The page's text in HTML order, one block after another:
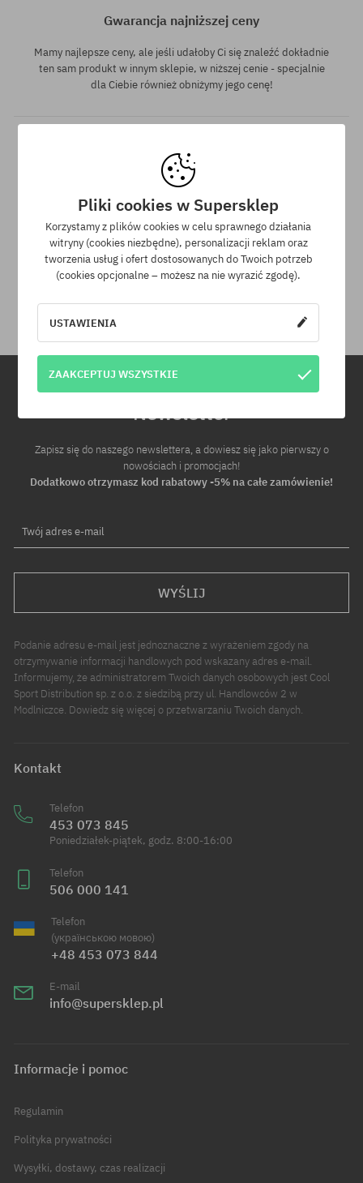
Gwarancja najniższej ceny
Mamy najlepsze ceny, ale jeśli udałoby Ci się znaleźć dokładnie
ten sam produkt w innym sklepie, w niższej cenie - specjalnie
dla Ciebie również obniżymy jego cenę!
30 dni na zwrot zakupów
Na zwrot zakupionych produktów masz 30 dni licząc od daty
Newsletter
Zapisz się do naszego newslettera, a dowiesz się jako pierwszy o
nowościach i promocjach!
Dodatkowo otrzymasz kod rabatowy -5% na całe zamówienie!
Twój adres e-mail
WYŚLIJ
Podanie adresu e-mail jest jednoznaczne z wyrażeniem zgody na
otrzymywanie informacji handlowych pod wskazany adres e-mail.
Informujemy, że administratorem Twoich danych osobowych jest Cool
Sport Distribution sp. z o.o. z siedzibą przy ul. Handlowców 2 w
Modlniczce. Dowiedz się więcej o przetwarzaniu Twoich danych.
Kontakt
Telefon
453 073 845
Poniedziałek-piątek, godz. 8:00-16:00
Telefon
506 000 141
Telefon
(українською мовою)
+48 453 073 844
E-mail
info@supersklep.pl
Informacje i pomoc
Regulamin
Polityka prywatności
Wysyłki, dostawy, czas realizacji
Pliki cookies w Supersklep
Korzystamy z plików cookies w celu sprawnego działania
witryny (cookies niezbędne), personalizacji reklam oraz
tworzenia usług i ofert dostosowanych do Twoich potrzeb
(cookies opcjonalne – możesz na nie wyrazić zgodę).
USTAWIENIA
ZAAKCEPTUJ WSZYSTKIE